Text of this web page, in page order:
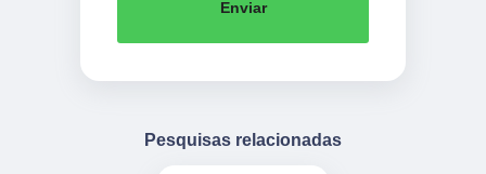
Enviar
Pesquisas relacionadas